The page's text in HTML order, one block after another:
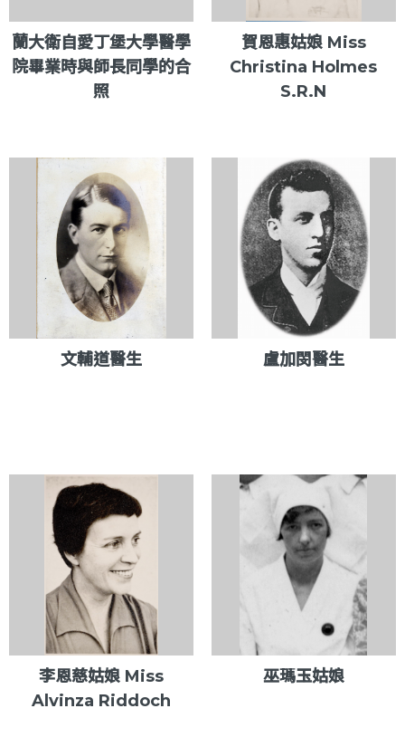
蘭大衛自愛丁堡大學醫學
院畢業時與師長同學的合
照
賀恩惠姑娘 Miss
Christina Holmes
S.R.N
文輔道醫生 盧加閔醫生
李恩慈姑娘 Miss
Alvinza Riddoch
巫瑪玉姑娘